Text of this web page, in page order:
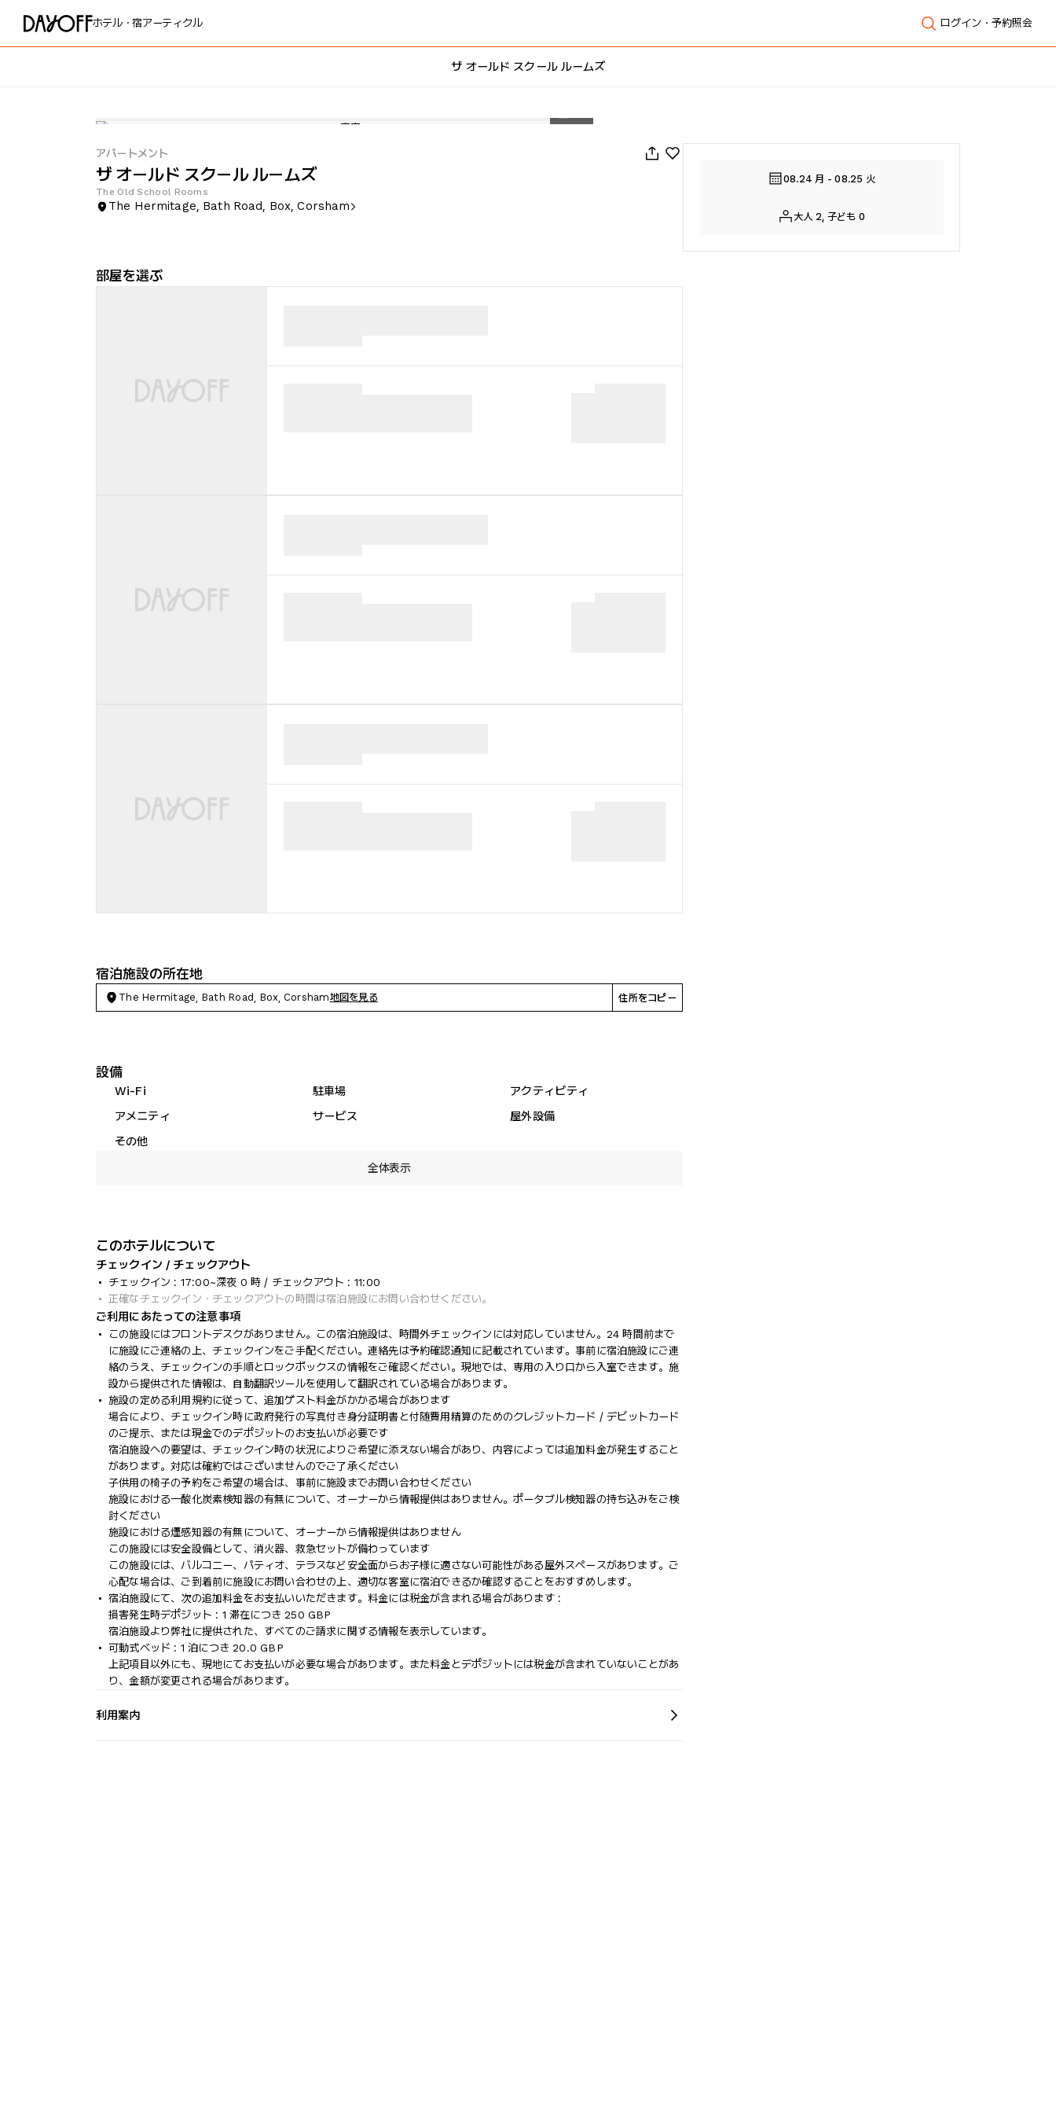
ホテル・宿アーティクル ログイン・予約照会
ザ オールド スクール ルームズ
アパートメント
ザ オールド スクール ルームズ
The Old School Rooms
The Hermitage, Bath Road, Box, Corsham
部屋を選ぶ
宿泊施設の所在地
The Hermitage, Bath Road, Box, Corsham地図を見る 住所をコピー
設備
Wi-Fi 駐車場
アクティビティ
アメニティ
サービス
屋外設備
その他
全体表示
このホテルについて
チェックイン / チェックアウト
チェックイン : 17:00~深夜 0 時 / チェックアウト : 11:00
正確なチェックイン・チェックアウトの時間は宿泊施設にお問い合わせください。
ご利用にあたっての注意事項
この施設にはフロントデスクがありません。この宿泊施設は、時間外チェックインには対応していません。24 時間前まで
に施設にご連絡の上、チェックインをご手配ください。連絡先は予約確認通知に記載されています。事前に宿泊施設にご連
絡のうえ、チェックインの手順とロックボックスの情報をご確認ください。現地では、専用の入り口から入室できます。施
設から提供された情報は、自動翻訳ツールを使用して翻訳されている場合があります。
施設の定める利用規約に従って、追加ゲスト料金がかかる場合があります
場合により、チェックイン時に政府発行の写真付き身分証明書と付随費用精算のためのクレジットカード / デビットカード
のご提示、または現金でのデポジットのお支払いが必要です
宿泊施設への要望は、チェックイン時の状況によりご希望に添えない場合があり、内容によっては追加料金が発生すること
があります。対応は確約ではございませんのでご了承ください
子供用の椅子の予約をご希望の場合は、事前に施設までお問い合わせください
施設における一酸化炭素検知器の有無について、オーナーから情報提供はありません。ポータブル検知器の持ち込みをご検
討ください
施設における煙感知器の有無について、オーナーから情報提供はありません
この施設には安全設備として、消火器、救急セットが備わっています
この施設には、バルコニー、パティオ、テラスなど安全面からお子様に適さない可能性がある屋外スペースがあります。ご
心配な場合は、ご到着前に施設にお問い合わせの上、適切な客室に宿泊できるか確認することをおすすめします。
宿泊施設にて、次の追加料金をお支払いいただきます。料金には税金が含まれる場合があります :
損害発生時デポジット : 1 滞在につき 250 GBP
宿泊施設より弊社に提供された、すべてのご請求に関する情報を表示しています。
可動式ベッド : 1 泊につき 20.0 GBP
上記項目以外にも、現地にてお支払いが必要な場合があります。また料金とデポジットには税金が含まれていないことがあ
り、金額が変更される場合があります。
利用案内
08.24 月 - 08.25 火
大人 2, 子ども 0